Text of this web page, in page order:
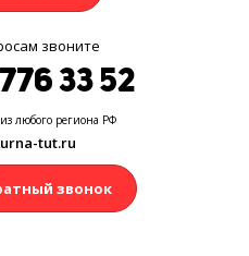
звоните
33 52
любого региона РФ
tut.ru
звонок